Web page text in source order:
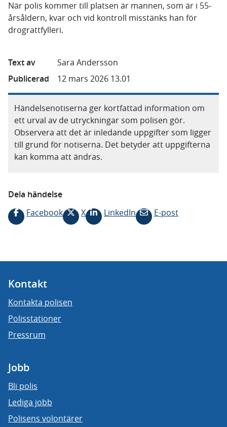
När polis kommer till platsen är mannen, som är i 55-
årsåldern, kvar och vid kontroll misstänks han för
drograttfylleri.
Text av
Sara Andersson
Publicerad
12 mars 2026 13.01
Händelsenotiserna ger kortfattad information om
ett urval av de utryckningar som polisen gör.
Observera att det är inledande uppgifter som ligger
till grund för notiserna. Det betyder att uppgifterna
kan komma att ändras.
Dela händelse
Facebook
X LinkedIn E-post
Kontakt
Kontakta polisen
Polisstationer
Pressrum
Jobb
Bli polis
Lediga jobb
Polisens volontärer